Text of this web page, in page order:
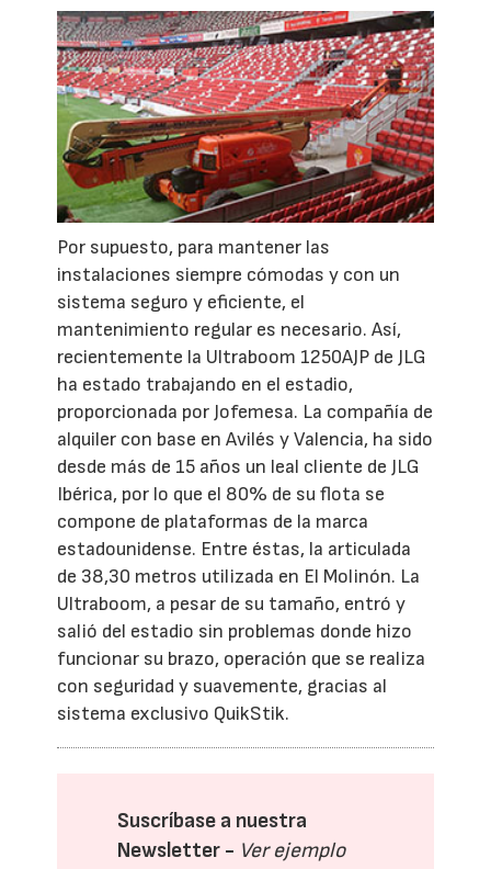
Por supuesto, para mantener las
instalaciones siempre cómodas y con un
sistema seguro y eficiente, el
mantenimiento regular es necesario. Así,
recientemente la Ultraboom 1250AJP de JLG
ha estado trabajando en el estadio,
proporcionada por Jofemesa. La compañía de
alquiler con base en Avilés y Valencia, ha sido
desde más de 15 años un leal cliente de JLG
Ibérica, por lo que el 80% de su flota se
compone de plataformas de la marca
estadounidense. Entre éstas, la articulada
de 38,30 metros utilizada en El Molinón. La
Ultraboom, a pesar de su tamaño, entró y
salió del estadio sin problemas donde hizo
funcionar su brazo, operación que se realiza
con seguridad y suavemente, gracias al
sistema exclusivo QuikStik.
Suscríbase a nuestra
Newsletter - Ver ejemplo